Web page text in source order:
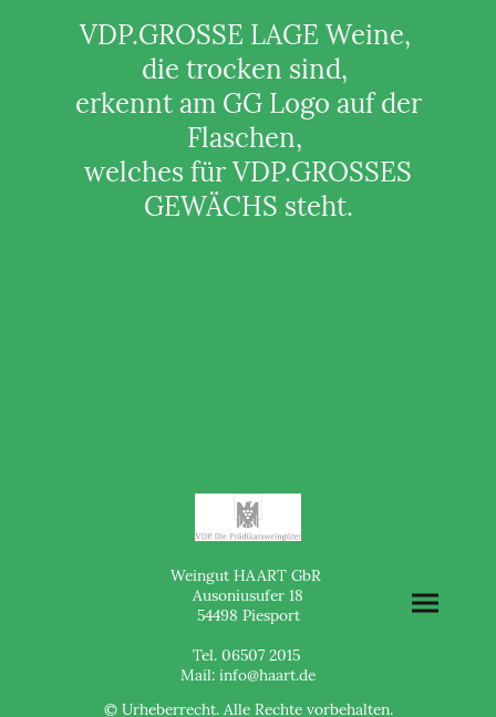
VDP.GROSSE LAGE Weine,
die trocken sind,
erkennt am GG Logo auf der
Flaschen,
welches für VDP.GROSSES
GEWÄCHS steht.
Weingut HAART GbR
Ausoniusufer 18
54498 Piesport
Tel. 06507 2015
Mail: info@haart.de
© Urheberrecht. Alle Rechte vorbehalten.